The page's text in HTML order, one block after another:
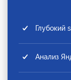
Глубокий
Анализ